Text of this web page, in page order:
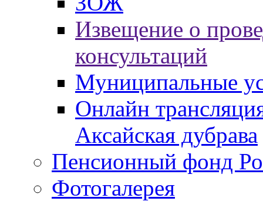
Извещение о
консультаций
Муниципальные
Онлайн
Аксайская дубрава
Пенсионный фонд
Фотогалерея